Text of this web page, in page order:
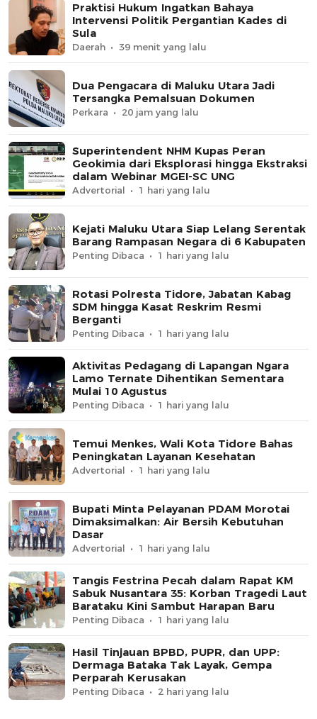
Praktisi Hukum Ingatkan Bahaya
Intervensi Politik Pergantian Kades di
Sula
Daerah 39 menit yang lalu
Dua Pengacara di Maluku Utara Jadi
Tersangka Pemalsuan Dokumen
Perkara 20 jam yang lalu
Superintendent NHM Kupas Peran
Geokimia dari Eksplorasi hingga Ekstraksi
dalam Webinar MGEI-SC UNG
Advertorial 1 hari yang lalu
Kejati Maluku Utara Siap Lelang Serentak
Barang Rampasan Negara di 6 Kabupaten
Penting Dibaca 1 hari yang lalu
Rotasi Polresta Tidore, Jabatan Kabag
SDM hingga Kasat Reskrim Resmi
Berganti
Penting Dibaca 1 hari yang lalu
Aktivitas Pedagang di Lapangan Ngara
Lamo Ternate Dihentikan Sementara
Mulai 10 Agustus
Penting Dibaca 1 hari yang lalu
Temui Menkes, Wali Kota Tidore Bahas
Peningkatan Layanan Kesehatan
Advertorial 1 hari yang lalu
Bupati Minta Pelayanan PDAM Morotai
Dimaksimalkan: Air Bersih Kebutuhan
Dasar
Advertorial 1 hari yang lalu
Tangis Festrina Pecah dalam Rapat KM
Sabuk Nusantara 35: Korban Tragedi Laut
Barataku Kini Sambut Harapan Baru
Penting Dibaca 1 hari yang lalu
Hasil Tinjauan BPBD, PUPR, dan UPP:
Dermaga Bataka Tak Layak, Gempa
Perparah Kerusakan
Penting Dibaca 2 hari yang lalu